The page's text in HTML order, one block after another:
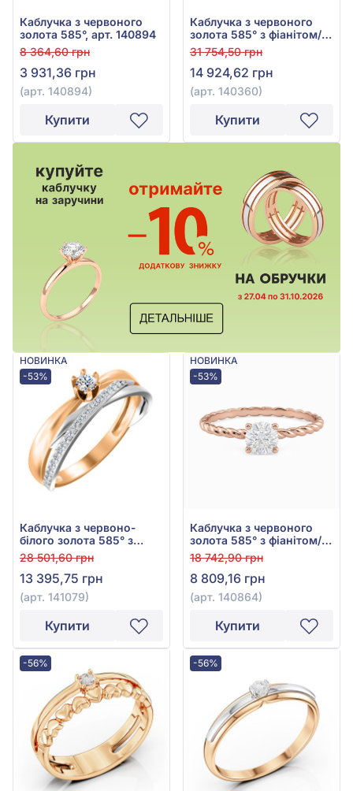
Каблучка з червоного
золота 585°, арт. 140894
8 364,60 грн
3 931,36 грн
(арт. 140894)
Купити
Каблучка з червоного
золота 585° з фіанітом/
куб.цирконієм, арт.
140360
31 754,50 грн
14 924,62 грн
(арт. 140360)
Купити
НОВИНКА
-53%
Каблучка з червоно-
білого золота 585° з
фіанітом/куб.цирконієм,
арт. 141079
28 501,60 грн
13 395,75 грн
(арт. 141079)
Купити
НОВИНКА
-53%
Каблучка з червоного
золота 585° з фіанітом/
куб.цирконієм, арт.
140864
18 742,90 грн
8 809,16 грн
(арт. 140864)
Купити
-56% -56%